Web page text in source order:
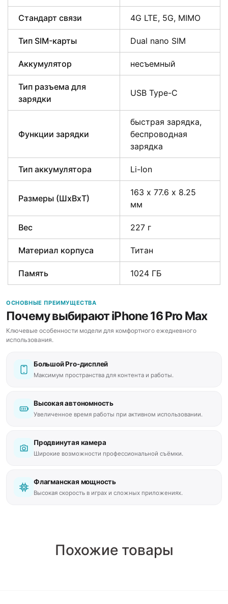
Стандарт связи 4G LTE, 5G, MIMO
Тип SIM-карты Dual nano SIM
Аккумулятор несъемный
Тип разъема для
зарядки
USB Type-C
Функции зарядки
быстрая зарядка,
беспроводная
зарядка
Тип аккумулятора Li-Ion
Размеры (ШxВxТ)
163 х 77.6 х 8.25
мм
Вес 227 г
Материал корпуса Титан
Память 1024 ГБ
ОСНОВНЫЕ ПРЕИМУЩЕСТВА
Почему выбирают iPhone 16 Pro Max
Ключевые особенности модели для комфортного ежедневного
использования.
Большой Pro-дисплей
Максимум пространства для контента и работы.
Высокая автономность
Увеличенное время работы при активном использовании.
Продвинутая камера
Широкие возможности профессиональной съёмки.
Флагманская мощность
Высокая скорость в играх и сложных приложениях.
Похожие товары